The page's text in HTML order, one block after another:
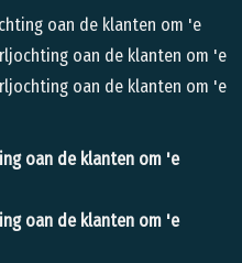
oan de klanten om 'e
oan de klanten om 'e
oan de klanten om 'e
oan de klanten om 'e
oan de klanten om 'e